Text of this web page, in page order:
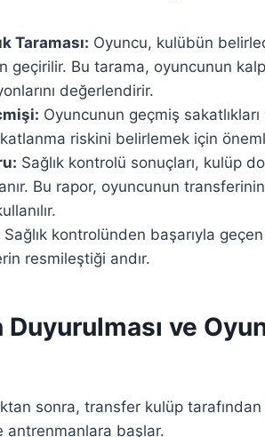
Taraması: Oyuncu, kulübün
geçirilir. Bu tarama, oyuncunun
değerlendirir.
Oyuncunun geçmiş
riskini belirlemek için
Sağlık kontrolü sonuçları, kulüp
Bu rapor, oyuncunun
Sağlık kontrolünden başarıyla
resmileştiği andır.
ve
sonra, transfer kulüp
antrenmanlara başlar.